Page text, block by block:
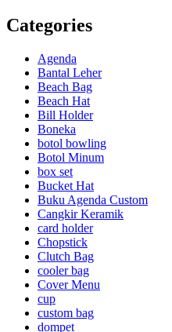
Categories
Agenda
Bantal Leher
Beach Bag
Beach Hat
Bill Holder
Boneka
botol bowling
Botol Minum
box set
Bucket Hat
Buku Agenda Custom
Cangkir Keramik
card holder
Chopstick
Clutch Bag
cooler bag
Cover Menu
cup
custom bag
dompet